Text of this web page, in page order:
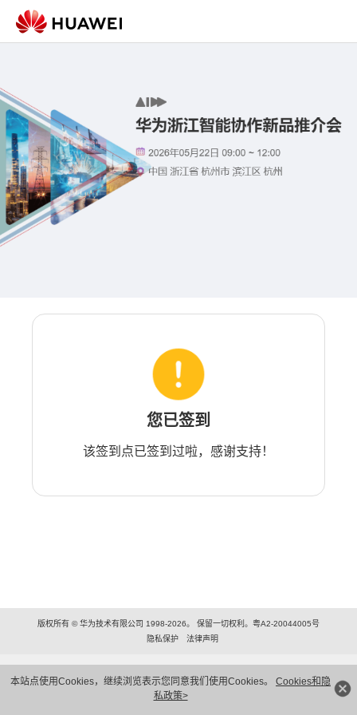
本站点使用Cookies，继续浏览表示您同意我们使用Cookies。 Cookies和隐
私政策>
您已签到
该签到点已签到过啦，感谢支持！
版权所有 © 华为技术有限公司 1998-2026。 保留一切权利。粤A2-20044005号
隐私保护
法律声明